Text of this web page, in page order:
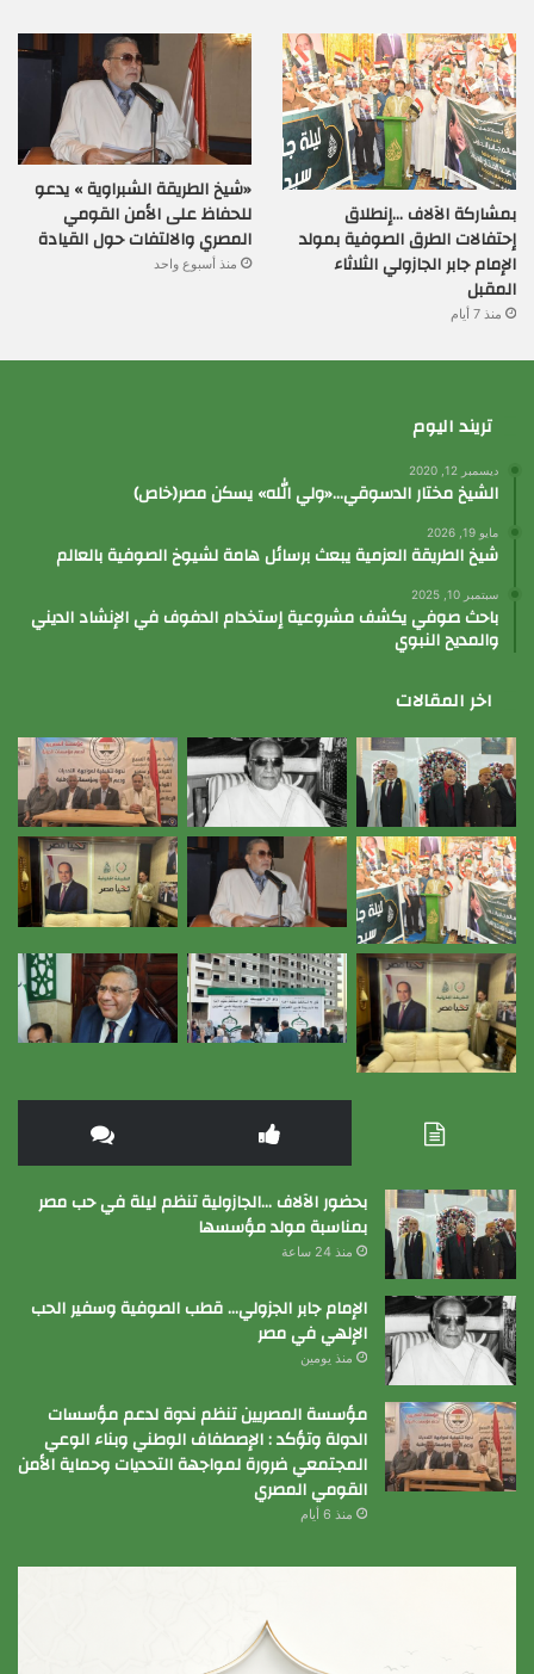
بمشاركة الآلاف …إنطلاق
إحتفالات الطرق الصوفية بمولد
الإمام جابر الجازولي الثلاثاء
المقبل
منذ 7 أيام
«شيخ الطريقة الشبراوية » يدعو
للحفاظ على الأمن القومي
المصري والالتفات حول القيادة
منذ أسبوع واحد
تريند اليوم
ديسمبر 12, 2020
الشيخ مختار الدسوقي…«ولي الله» يسكن مصر(خاص)
مايو 19, 2026
شيخ الطريقة العزمية يبعث برسائل هامة لشيوخ الصوفية بالعالم
سبتمبر 10, 2025
باحث صوفي يكشف مشروعية إستخدام الدفوف في الإنشاد الديني
والمديح النبوي
اخر المقالات
بحضور الآلاف …الجازولية تنظم ليلة في حب مصر
بمناسبة مولد مؤسسها
منذ 24 ساعة
الإمام جابر الجزولي… قطب الصوفية وسفير الحب
الإلهي في مصر
منذ يومين
مؤسسة المصريين تنظم ندوة لدعم مؤسسات
الدولة وتؤكد : الإصطفاف الوطني وبناء الوعي
المجتمعي ضرورة لمواجهة التحديات وحماية الأمن
القومي المصري
منذ 6 أيام